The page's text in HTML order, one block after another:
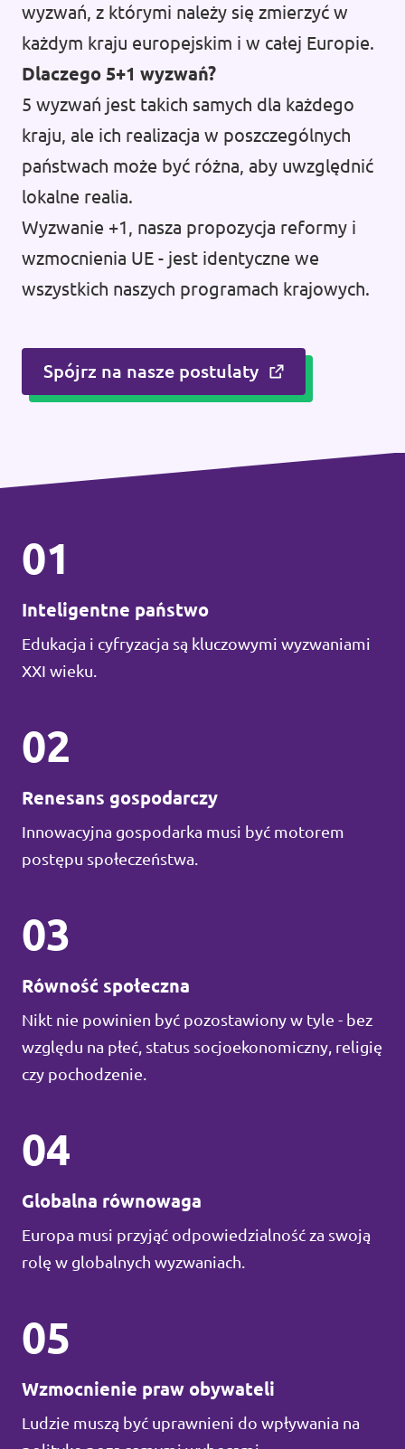
wyzwań, z którymi należy się zmierzyć w
każdym kraju europejskim i w całej Europie.
Dlaczego 5+1 wyzwań?
5 wyzwań jest takich samych dla każdego
kraju, ale ich realizacja w poszczególnych
państwach może być różna, aby uwzględnić
lokalne realia.
Wyzwanie +1, nasza propozycja reformy i
wzmocnienia UE - jest identyczne we
wszystkich naszych programach krajowych.
Spójrz na nasze postulaty
01
Inteligentne państwo
Edukacja i cyfryzacja są kluczowymi wyzwaniami
XXI wieku.
02
Renesans gospodarczy
Innowacyjna gospodarka musi być motorem
postępu społeczeństwa.
03
Równość społeczna
Nikt nie powinien być pozostawiony w tyle - bez
względu na płeć, status socjoekonomiczny, religię
czy pochodzenie.
04
Globalna równowaga
Europa musi przyjąć odpowiedzialność za swoją
rolę w globalnych wyzwaniach.
05
Wzmocnienie praw obywateli
Ludzie muszą być uprawnieni do wpływania na